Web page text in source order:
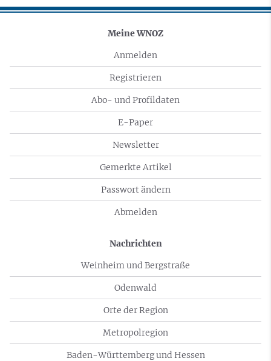
Meine WNOZ
Anmelden
Registrieren
Abo- und Profildaten
E-Paper
Newsletter
Gemerkte Artikel
Passwort ändern
Abmelden
Nachrichten
Weinheim und Bergstraße
Odenwald
Orte der Region
Metropolregion
Baden-Württemberg und Hessen